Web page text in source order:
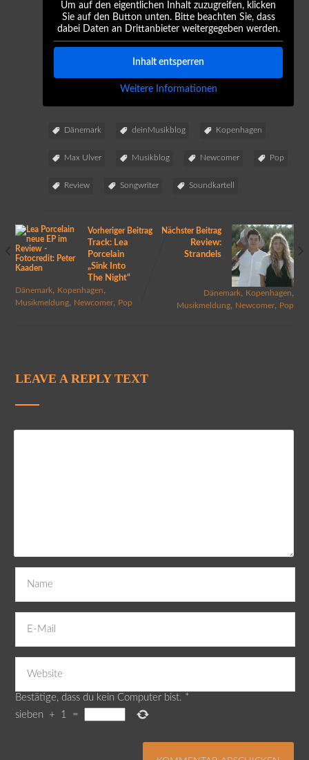
Um auf den eigentlichen Inhalt zuzugreifen, klicken
Sie auf den Button unten. Bitte beachten Sie, dass
dabei Daten an Drittanbieter weitergegeben werden.
Inhalt entsperren
Weitere Informationen
Dänemark deinMusikblog Kopenhagen
Max Ulver Musikblog Newcomer Pop
Review Songwriter Soundkartell
Vorheriger Beitrag
Track: Lea
Porcelain
„Sink Into
The Night“
Dänemark, Kopenhagen,
Musikmeldung, Newcomer, Pop
Nächster Beitrag
Review:
Strandels
Dänemark, Kopenhagen,
Musikmeldung, Newcomer, Pop
LEAVE A REPLY TEXT
Bestätige, dass du kein Computer bist. *
sieben
+ 1 =